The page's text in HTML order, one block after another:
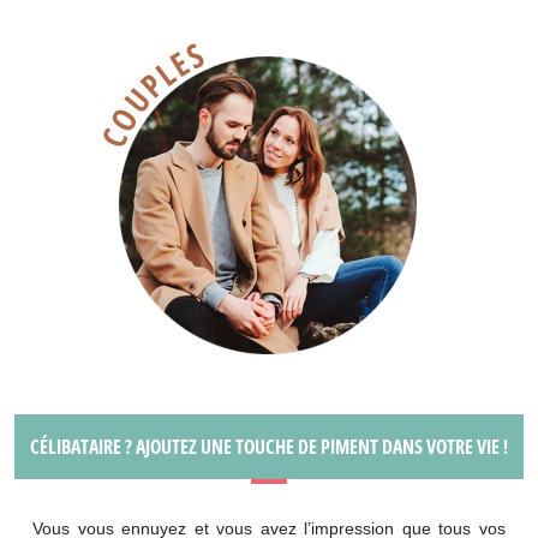
CÉLIBATAIRE ? AJOUTEZ UNE TOUCHE DE PIMENT DANS VOTRE VIE !
Vous vous ennuyez et vous avez l’impression que tous vos